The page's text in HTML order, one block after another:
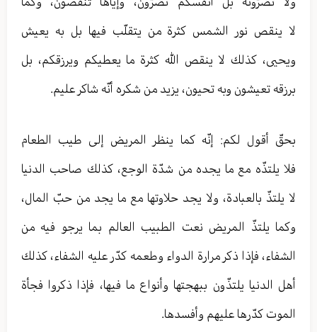
لا ينقص نور الشمس كثرة من يتقلّب فيها بل به يعيش
ويحيى، كذلك لا ينقص الله كثرة ما يعطيكم ويرزقكم، بل
برزقه تعيشون وبه تحيون، يزيد من شكره أنّه شاكر عليم.
بحقّ أقول لكم: إنّه كما ينظر المريض إلى طيب الطعام
فلا يلتذّه مع ما يجده من شدّة الوجع، كذلك صاحب الدنيا
لا يلتذّ بالعبادة، ولا يجد حلاوتها مع ما يجد من حبّ المال،
وكما يلتذّ المريض نعت الطبيب العالم بما يرجو فيه من
الشفاء، فإذا ذكر مرارة الدواء وطعمه كدّر عليه الشفاء، كذلك
أهل الدنيا يلتذّون ببهجتها وأنواع ما فيها، فإذا ذكروا فجأة
الموت كدّرها عليهم وأفسدها.